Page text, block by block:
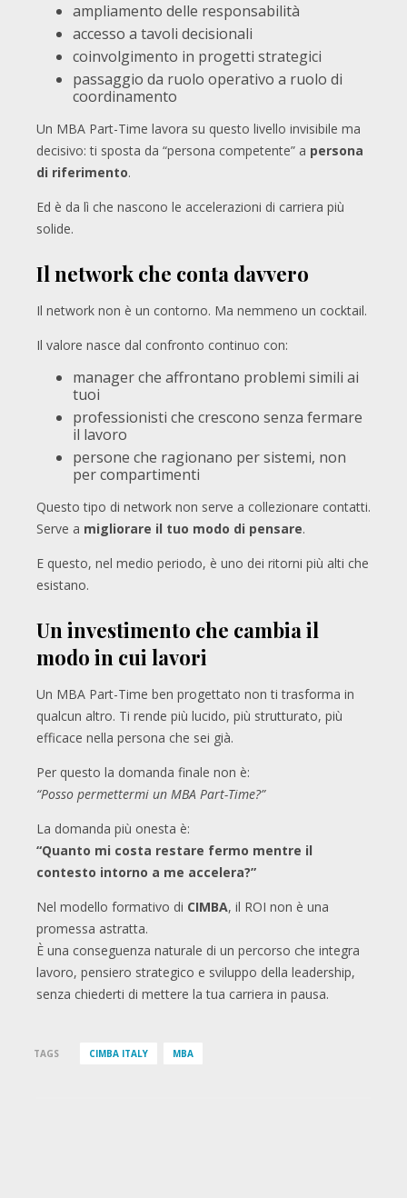
ampliamento delle responsabilità
accesso a tavoli decisionali
coinvolgimento in progetti strategici
passaggio da ruolo operativo a ruolo di
coordinamento
Un MBA Part-Time lavora su questo livello invisibile ma
decisivo: ti sposta da “persona competente” a persona
di riferimento.
Ed è da lì che nascono le accelerazioni di carriera più
solide.
Il network che conta davvero
Il network non è un contorno. Ma nemmeno un cocktail.
Il valore nasce dal confronto continuo con:
manager che affrontano problemi simili ai
tuoi
professionisti che crescono senza fermare
il lavoro
persone che ragionano per sistemi, non
per compartimenti
Questo tipo di network non serve a collezionare contatti.
Serve a migliorare il tuo modo di pensare.
E questo, nel medio periodo, è uno dei ritorni più alti che
esistano.
Un investimento che cambia il
modo in cui lavori
Un MBA Part-Time ben progettato non ti trasforma in
qualcun altro. Ti rende più lucido, più strutturato, più
efficace nella persona che sei già.
Per questo la domanda finale non è:
“Posso permettermi un MBA Part-Time?”
La domanda più onesta è:
“Quanto mi costa restare fermo mentre il
contesto intorno a me accelera?”
Nel modello formativo di CIMBA, il ROI non è una
promessa astratta.
È una conseguenza naturale di un percorso che integra
lavoro, pensiero strategico e sviluppo della leadership,
senza chiederti di mettere la tua carriera in pausa.
TAGS CIMBA ITALY MBA